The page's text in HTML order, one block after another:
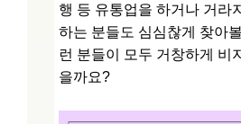
행 등 유통업을 하거나 거라
하는 분들도 심심찮게 찾아
런 분들이 모두 거창하게 비
을까요?